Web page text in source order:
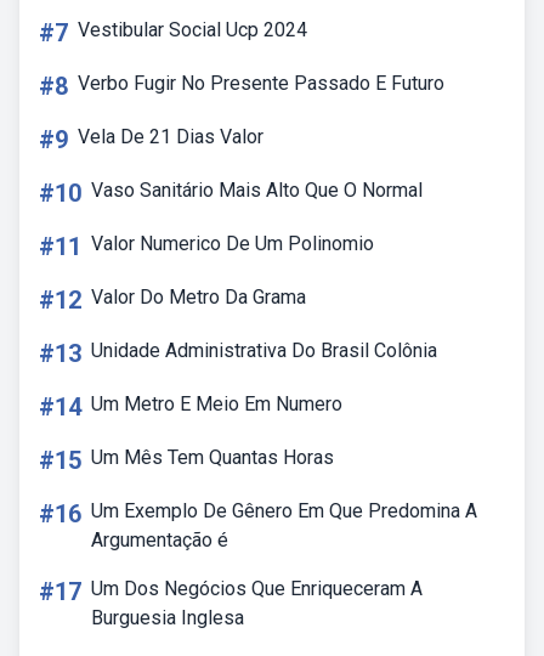
#7 Vestibular Social Ucp 2024
#8 Verbo Fugir No Presente Passado E Futuro
#9 Vela De 21 Dias Valor
#10 Vaso Sanitário Mais Alto Que O Normal
#11 Valor Numerico De Um Polinomio
#12 Valor Do Metro Da Grama
#13 Unidade Administrativa Do Brasil Colônia
#14 Um Metro E Meio Em Numero
#15 Um Mês Tem Quantas Horas
#16 Um Exemplo De Gênero Em Que Predomina A
Argumentação é
#17 Um Dos Negócios Que Enriqueceram A
Burguesia Inglesa